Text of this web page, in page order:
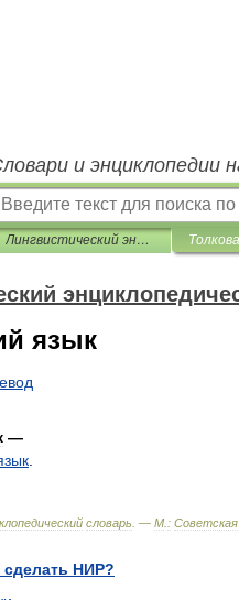
и энциклопедии
Лингвистический энциклопедический словарь
язык
—
словарь . — М : Советская
сделать НИР?